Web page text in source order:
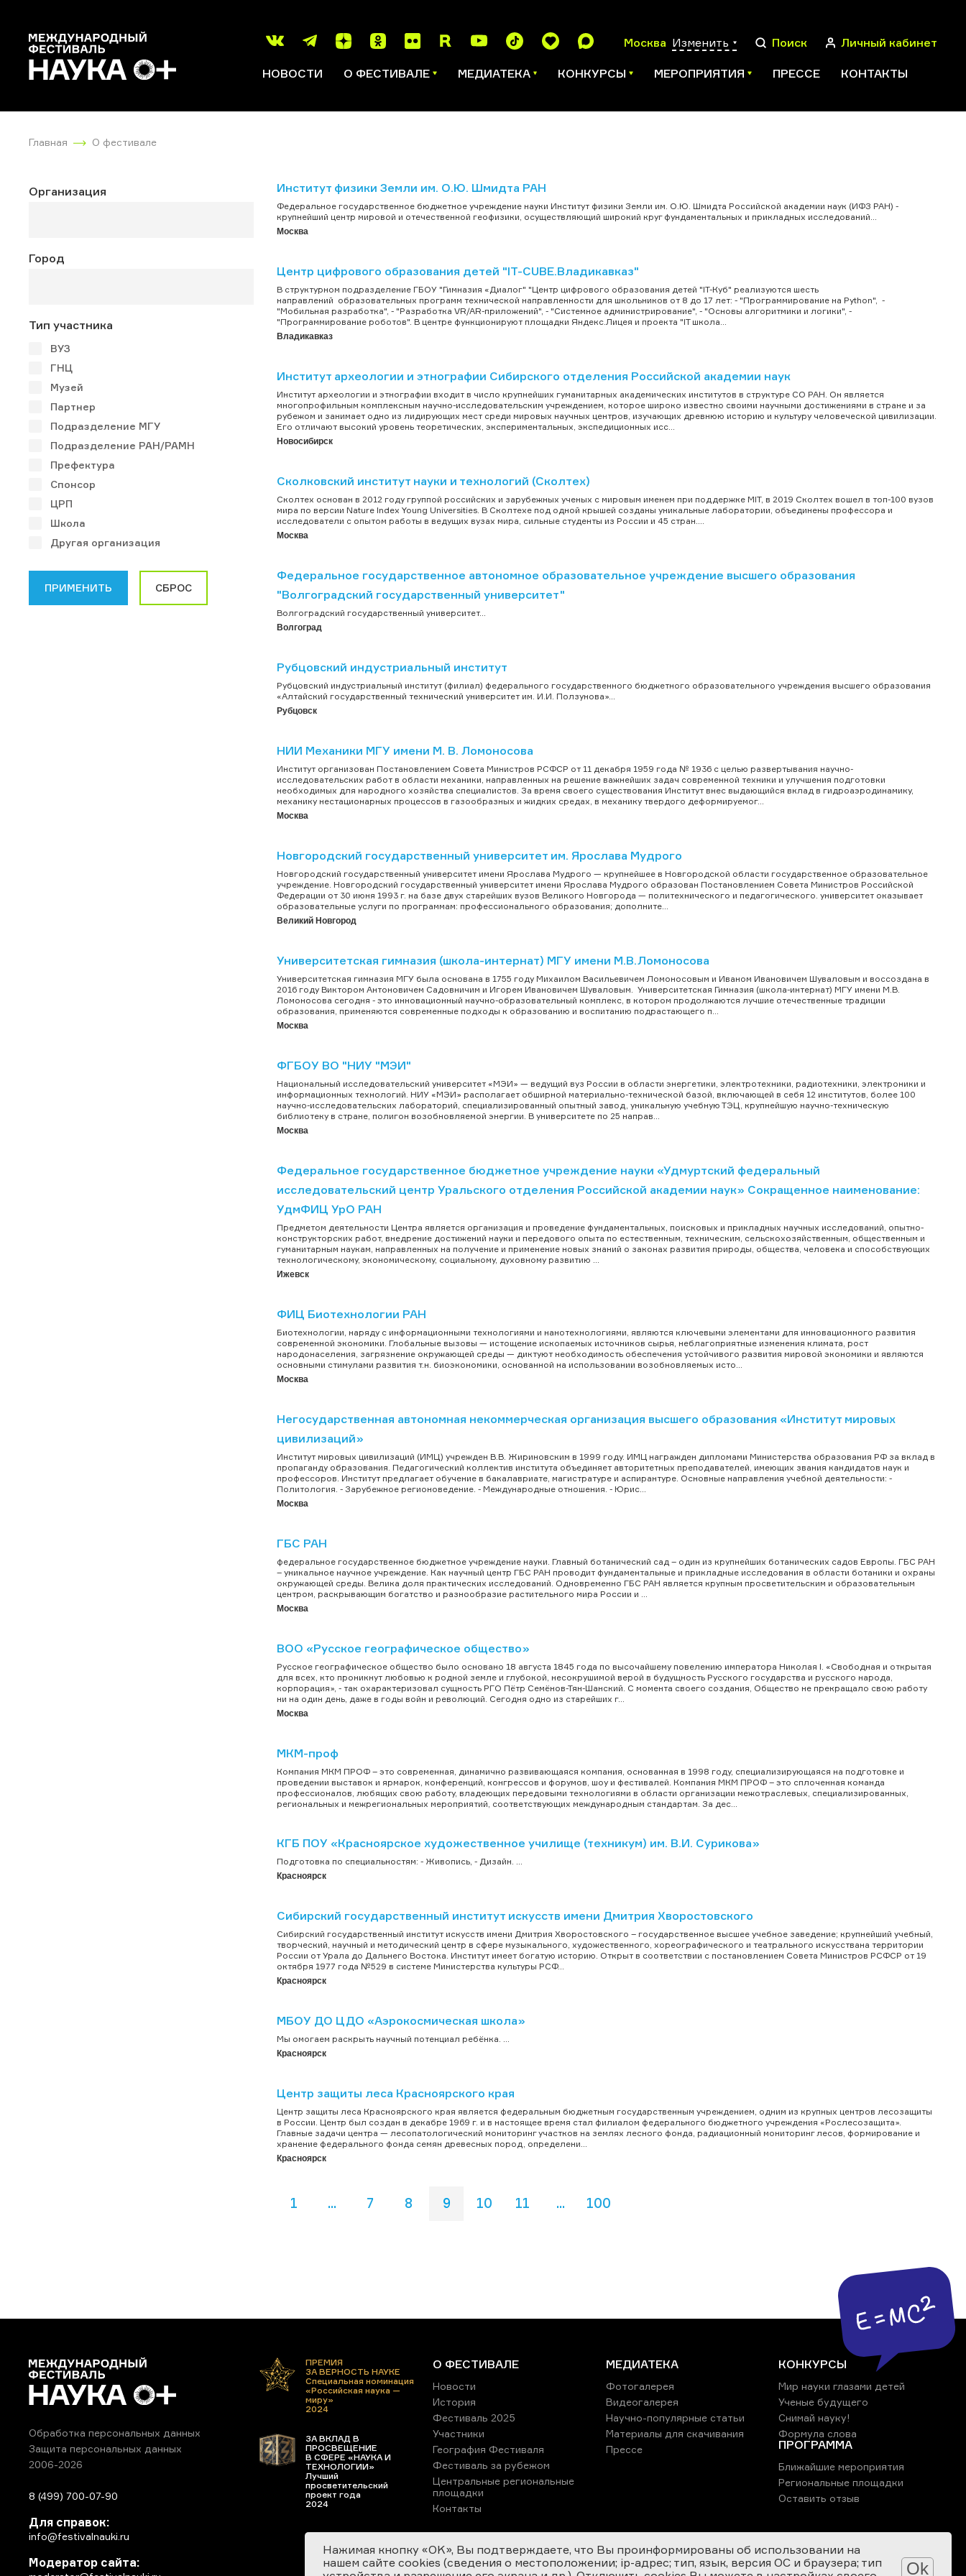
Москва Изменить Поиск Личный кабинет
НОВОСТИ О ФЕСТИВАЛЕ МЕДИАТЕКА КОНКУРСЫ МЕРОПРИЯТИЯ ПРЕССЕ КОНТАКТЫ
Главная О фестивале
Организация
Город
Тип участника
ВУЗ
ГНЦ
Музей
Партнер
Подразделение МГУ
Подразделение РАН/РАМН
Префектура
Спонсор
ЦРП
Школа
Другая организация
Институт физики Земли им. О.Ю. Шмидта РАН
Федеральное государственное бюджетное учреждение науки Институт физики Земли им. О.Ю. Шмидта Российской академии наук (ИФЗ РАН) -
крупнейший центр мировой и отечественной геофизики, осуществляющий широкий круг фундаментальных и прикладных исследований...
Москва
Центр цифрового образования детей "IT-CUBE.Владикавказ"
В структурном подразделение ГБОУ "Гимназия «Диалог" "Центр цифрового образования детей "IT-Куб" реализуются шесть
направлений образовательных программ технической направленности для школьников от 8 до 17 лет: - "Программирование на Python", -
"Мобильная разработка", - "Разработка VR/AR-приложений", - "Системное администрирование", - "Основы алгоритмики и логики", -
"Программирование роботов". В центре функционируют площадки Яндекс.Лицея и проекта "IT школа...
Владикавказ
Институт археологии и этнографии Сибирского отделения Российской академии наук
Институт археологии и этнографии входит в число крупнейших гуманитарных академических институтов в структуре СО РАН. Он является
многопрофильным комплексным научно-исследовательским учреждением, которое широко известно своими научными достижениями в стране и за
рубежом и занимает одно из лидирующих мест среди мировых научных центров, изучающих древнюю историю и культуру человеческой цивилизации.
Его отличают высокий уровень теоретических, экспериментальных, экспедиционных исс...
Новосибирск
Сколковский институт науки и технологий (Сколтех)
Сколтех основан в 2012 году группой российских и зарубежных ученых с мировым именем при поддержке MIT, в 2019 Сколтех вошел в топ-100 вузов
мира по версии Nature Index Young Universities. В Сколтехе под одной крышей созданы уникальные лаборатории, объединены профессора и
исследователи с опытом работы в ведущих вузах мира, сильные студенты из России и 45 стран....
Москва
Федеральное государственное автономное образовательное учреждение высшего образования
"Волгоградский государственный университет"
Волгоградский государственный университет...
Волгоград
Рубцовский индустриальный институт
Рубцовский индустриальный институт (филиал) федерального государственного бюджетного образовательного учреждения высшего образования
«Алтайский государственный технический университет им. И.И. Ползунова»...
Рубцовск
НИИ Механики МГУ имени М. В. Ломоносова
Институт организован Постановлением Совета Министров РСФСР от 11 декабря 1959 года № 1936 с целью развертывания научно-
исследовательских работ в области механики, направленных на решение важнейших задач современной техники и улучшения подготовки
необходимых для народного хозяйства специалистов. За время своего существования Институт внес выдающийся вклад в гидроаэродинамику,
механику нестационарных процессов в газообразных и жидких средах, в механику твердого деформируемог...
Москва
Новгородский государственный университет им. Ярослава Мудрого
Новгородский государственный университет имени Ярослава Мудрого — крупнейшее в Новгородской области государственное образовательное
учреждение. Новгородский государственный университет имени Ярослава Мудрого образован Постановлением Совета Министров Российской
Федерации от 30 июня 1993 г. на базе двух старейших вузов Великого Новгорода — политехнического и педагогического. университет оказывает
образовательные услуги по программам: профессионального образования; дополните...
Великий Новгород
Университетская гимназия (школа-интернат) МГУ имени М.В.Ломоносова
Университетская гимназия МГУ была основана в 1755 году Михаилом Васильевичем Ломоносовым и Иваном Ивановичем Шуваловым и воссоздана в
2016 году Виктором Антоновичем Садовничим и Игорем Ивановичем Шуваловым. Университетская Гимназия (школа-интернат) МГУ имени М.В.
Ломоносова сегодня - это инновационный научно-образовательный комплекс, в котором продолжаются лучшие отечественные традиции
образования, применяются современные подходы к образованию и воспитанию подрастающего п...
Москва
ФГБОУ ВО "НИУ "МЭИ"
Национальный исследовательский университет «МЭИ» — ведущий вуз России в области энергетики, электротехники, радиотехники, электроники и
информационных технологий. НИУ «МЭИ» располагает обширной материально-технической базой, включающей в себя 12 институтов, более 100
научно-исследовательских лабораторий, специализированный опытный завод, уникальную учебную ТЭЦ, крупнейшую научно-техническую
библиотеку в стране, полигон возобновляемой энергии. В университете по 25 направ...
Москва
Федеральное государственное бюджетное учреждение науки «Удмуртский федеральный
исследовательский центр Уральского отделения Российской академии наук» Сокращенное наименование:
УдмФИЦ УрО РАН
Предметом деятельности Центра является организация и проведение фундаментальных, поисковых и прикладных научных исследований, опытно-
конструкторских работ, внедрение достижений науки и передового опыта по естественным, техническим, сельскохозяйственным, общественным и
гуманитарным наукам, направленных на получение и применение новых знаний о законах развития природы, общества, человека и способствующих
технологическому, экономическому, социальному, духовному развитию ...
Ижевск
ФИЦ Биотехнологии РАН
Биотехнологии, наряду с информационными технологиями и нанотехнологиями, являются ключевыми элементами для инновационного развития
современной экономики. Глобальные вызовы — истощение ископаемых источников сырья, неблагоприятные изменения климата, рост
народонаселения, загрязнение окружающей среды — диктуют необходимость обеспечения устойчивого развития мировой экономики и являются
основными стимулами развития т.н. биоэкономики, основанной на использовании возобновляемых исто...
Москва
Негосударственная автономная некоммерческая организация высшего образования «Институт мировых
цивилизаций»
Институт мировых цивилизаций (ИМЦ) учрежден В.В. Жириновским в 1999 году. ИМЦ награжден дипломами Министерства образования РФ за вклад в
пропаганду образования. Педагогический коллектив института объединяет авторитетных преподавателей, имеющих звания кандидатов наук и
профессоров. Институт предлагает обучение в бакалавриате, магистратуре и аспирантуре. Основные направления учебной деятельности: -
Политология. - Зарубежное регионоведение. - Международные отношения. - Юрис...
Москва
ГБС РАН
федеральное государственное бюджетное учреждение науки. Главный ботанический сад – один из крупнейших ботанических садов Европы. ГБС РАН
– уникальное научное учреждение. Как научный центр ГБС РАН проводит фундаментальные и прикладные исследования в области ботаники и охраны
окружающей среды. Велика доля практических исследований. Одновременно ГБС РАН является крупным просветительским и образовательным
центром, раскрывающим богатство и разнообразие растительного мира России и ...
Москва
ВОО «Русское географическое общество»
Русское географическое общество было основано 18 августа 1845 года по высочайшему повелению императора Николая I. «Свободная и открытая
для всех, кто проникнут любовью к родной земле и глубокой, несокрушимой верой в будущность Русского государства и русского народа,
корпорация», - так охарактеризовал сущность РГО Пётр Семёнов-Тян-Шанский. С момента своего создания, Общество не прекращало свою работу
ни на один день, даже в годы войн и революций. Сегодня одно из старейших г...
Москва
МКМ-проф
Компания МКМ ПРОФ – это современная, динамично развивающаяся компания, основанная в 1998 году, специализирующаяся на подготовке и
проведении выставок и ярмарок, конференций, конгрессов и форумов, шоу и фестивалей. Компания МКМ ПРОФ – это сплоченная команда
профессионалов, любящих свою работу, владеющих передовыми технологиями в области организации межотраслевых, специализированных,
региональных и межрегиональных мероприятий, соответствующих международным стандартам. За дес...
КГБ ПОУ «Красноярское художественное училище (техникум) им. В.И. Сурикова»
Подготовка по специальностям: - Живопись, - Дизайн. ...
Красноярск
Сибирский государственный институт искусств имени Дмитрия Хворостовского
Сибирский государственный институт искусств имени Дмитрия Хворостовского – государственное высшее учебное заведение; крупнейший учебный,
творческий, научный и методический центр в сфере музыкального, художественного, хореографического и театрального искусствана территории
России от Урала до Дальнего Востока. Институт имеет богатую историю. Открыт в соответствии с постановлением Совета Министров РСФСР от 19
октября 1977 года №529 в системе Министерства культуры РСФ...
Красноярск
МБОУ ДО ЦДО «Аэрокосмическая школа»
Мы омогаем раскрыть научный потенциал ребёнка. ...
Красноярск
Центр защиты леса Красноярского края
Центр защиты леса Красноярского края является федеральным бюджетным государственным учреждением, одним из крупных центров лесозащиты
в России. Центр был создан в декабре 1969 г. и в настоящее время стал филиалом федерального бюджетного учреждения «Рослесозащита».
Главные задачи центра — лесопатологический мониторинг участков на землях лесного фонда, радиационный мониторинг лесов, формирование и
хранение федерального фонда семян древесных пород, определени...
Красноярск
1 ... 7 8 9 10 11 ... 100
Обработка персональных данных
Защита персональных данных
2006-2026
8 (499) 700-07-90
Для справок:
info@festivalnauki.ru
Модератор сайта:
ПРЕМИЯ
ЗА ВЕРНОСТЬ НАУКЕ
Специальная номинация
«Российская наука —
миру»
2024
ЗА ВКЛАД В
ПРОСВЕЩЕНИЕ
В СФЕРЕ «НАУКА И
ТЕХНОЛОГИИ»
Лучший
просветительский
проект года
2024
О ФЕСТИВАЛЕ
Новости
История
Фестиваль 2025
Участники
География Фестиваля
Фестиваль за рубежом
Центральные региональные
площадки
Контакты
МЕДИАТЕКА
Фотогалерея
Видеогалерея
Научно-популярные статьи
Материалы для скачивания
Прессе
КОНКУРСЫ
Мир науки глазами детей
Ученые будущего
Снимай науку!
Формула слова
ПРОГРАММА
Ближайшие мероприятия
Региональные площадки
Оставить отзыв
Нажимая кнопку «OK», Вы подтверждаете, что Вы проинформированы об использовании на
нашем сайте cookies (сведения о местоположении; ip-адрес; тип, язык, версия ОС и браузера; тип
Ok